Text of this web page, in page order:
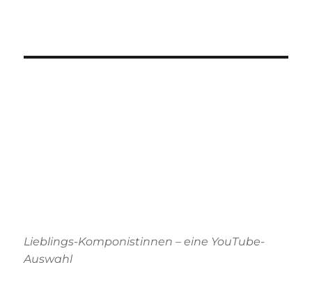
Lieblings-Komponistinnen – eine YouTube-
Auswahl